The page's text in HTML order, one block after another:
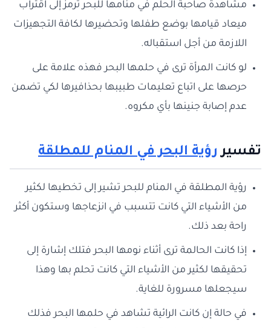
مشاهدة صاحبة الحلم في منامها للبحر ترمز إلى اقتراب
ميعاد قيامها بوضع طفلها وتحضيرها لكافة التجهيزات
اللازمة من أجل استقباله.
لو كانت المرأة ترى في حلمها البحر فهذه علامة على
حرصها على اتباع تعليمات طبيبها بحذافيرها لكي تضمن
عدم إصابة جنينها بأي مكروه.
تفسير رؤية البحر في المنام للمطلقة
رؤية المطلقة في المنام للبحر تشير إلى تخطيها لكثير
من الأشياء التي كانت تتسبب في انزعاجها وستكون أكثر
راحة بعد ذلك.
إذا كانت الحالمة ترى أثناء نومها البحر فتلك إشارة إلى
تحقيقها لكثير من الأشياء التي كانت تحلم بها وهذا
سيجعلها مسرورة للغاية.
في حالة إن كانت الرائية تشاهد في حلمها البحر فذلك